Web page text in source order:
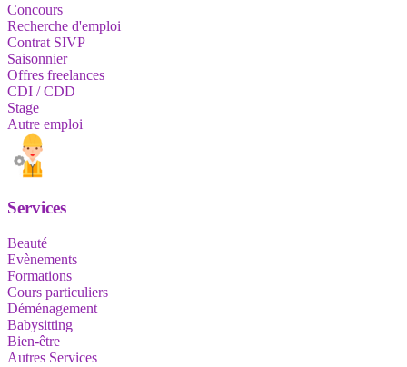
Concours
Recherche d'emploi
Contrat SIVP
Saisonnier
Offres freelances
CDI / CDD
Stage
Autre emploi
Services
Beauté
Evènements
Formations
Cours particuliers
Déménagement
Babysitting
Bien-être
Autres Services